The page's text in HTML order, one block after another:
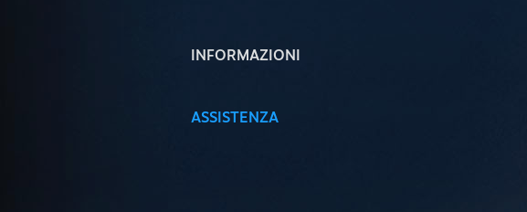
INFORMAZIONI
ASSISTENZA